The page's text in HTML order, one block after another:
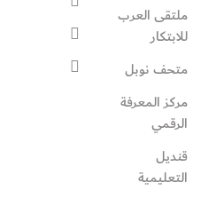
ملتقى العرب
للابتكار
متحف نوبل
مركز المعرفة
الرقمي
قنديل
التعليمية